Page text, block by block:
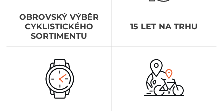
OBROVSKÝ VÝBĚR
CYKLISTICKÉHO
SORTIMENTU
15 LET NA TRHU